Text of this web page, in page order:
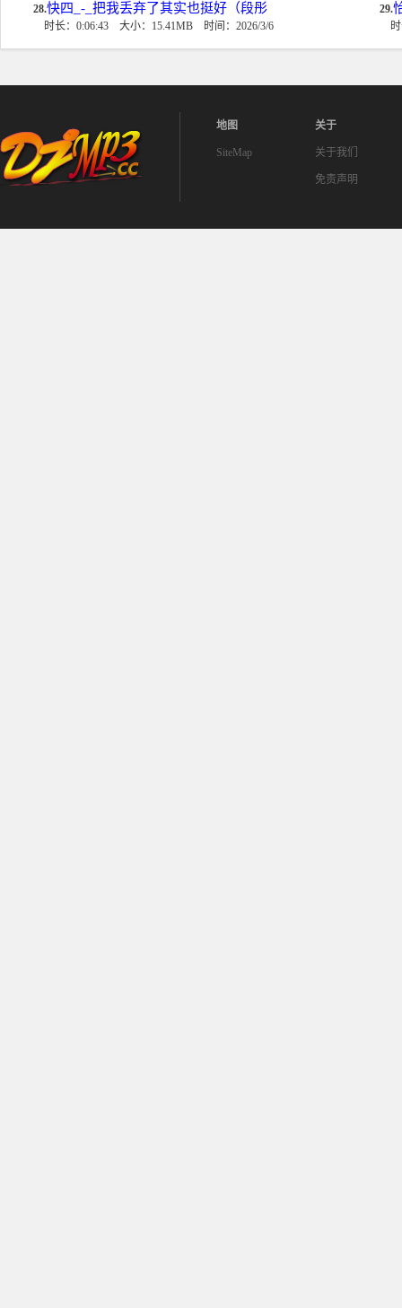
28.快四_-_把我丢弃了其实也挺好（段彤
时长：0:06:43 大小：15.41MB 时间：2026/3/6
29.
地图
SiteMap
关于
关于我们
免责声明